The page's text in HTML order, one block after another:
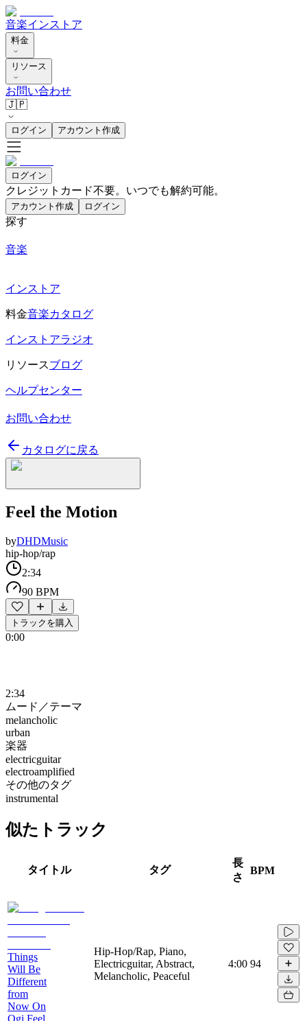
音楽インストア
料金
リソース
お問い合わせ
🇯🇵
ログイン アカウント作成
ログイン
クレジットカード不要。いつでも解約可能。
アカウント作成 ログイン
探す
音楽
インストア
料金音楽カタログ
インストアラジオ
リソースブログ
ヘルプセンター
お問い合わせ
カタログに戻る
Feel the Motion
byDHDMusic
hip-hop/rap
2:34
90 BPM
トラックを購入
0:00
2:34
ムード／テーマ
melancholic
urban
楽器
electricguitar
electroamplified
その他のタグ
instrumental
似たトラック
タイトル タグ
長
さ
BPM
Things
Will Be
Different
from
Now On
Ogi Feel
Hip-Hop/Rap, Piano,
Electricguitar, Abstract,
Melancholic, Peaceful
4:00 94